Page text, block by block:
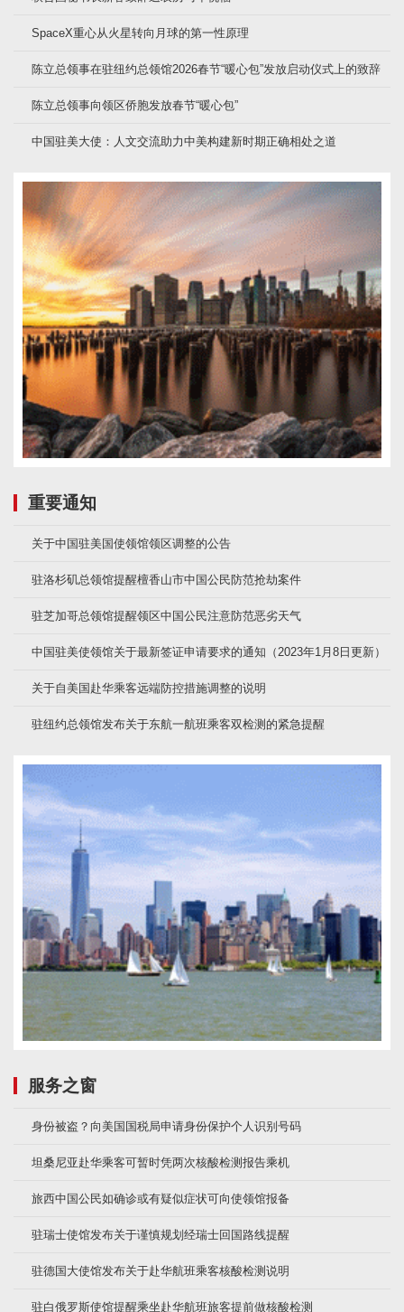
SpaceX重心从火星转向月球的第一性原理
陈立总领事在驻纽约总领馆2026春节“暖心包”发放启动仪式上的致辞
陈立总领事向领区侨胞发放春节“暖心包”
中国驻美大使：人文交流助力中美构建新时期正确相处之道
重要通知
关于中国驻美国使领馆领区调整的公告
驻洛杉矶总领馆提醒檀香山市中国公民防范抢劫案件
驻芝加哥总领馆提醒领区中国公民注意防范恶劣天气
中国驻美使领馆关于最新签证申请要求的通知（2023年1月8日更新）
关于自美国赴华乘客远端防控措施调整的说明
驻纽约总领馆发布关于东航一航班乘客双检测的紧急提醒
服务之窗
身份被盗？向美国国税局申请身份保护个人识别号码
坦桑尼亚赴华乘客可暂时凭两次核酸检测报告乘机
旅西中国公民如确诊或有疑似症状可向使领馆报备
驻瑞士使馆发布关于谨慎规划经瑞士回国路线提醒
驻德国大使馆发布关于赴华航班乘客核酸检测说明
驻白俄罗斯使馆提醒乘坐赴华航班旅客提前做核酸检测